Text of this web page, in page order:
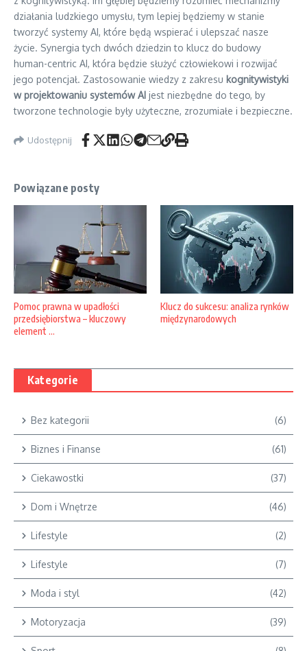
działania ludzkiego umysłu, tym lepiej będziemy w stanie
tworzyć systemy AI, które będą wspierać i ulepszać nasze
życie. Synergia tych dwóch dziedzin to klucz do budowy
human-centric AI, która będzie służyć człowiekowi i rozwijać
jego potencjał. Zastosowanie wiedzy z zakresu kognitywistyki
w projektowaniu systemów AI jest niezbędne do tego, by
tworzone technologie były użyteczne, zrozumiałe i bezpieczne.
Udostępnij
Powiązane posty
Pomoc prawna w upadłości
przedsiębiorstwa – kluczowy
element ...
Klucz do sukcesu: analiza rynków
międzynarodowych
Kategorie
Bez kategorii (6)
Biznes i Finanse (61)
Ciekawostki (37)
Dom i Wnętrze (46)
Lifestyle (2)
Lifestyle (7)
Moda i styl (42)
Motoryzacja (39)